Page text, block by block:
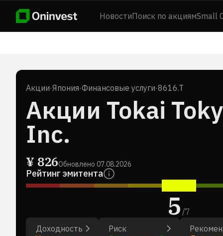
НовостиПоиск по акциямSmall
Акции·Япония·Финансовые услуги·8616.T
Акции Tokai
Inc.
¥ 826Обновлено 07.08.2026
Рейтинг эмитента
5 /7
Доходность
Риск